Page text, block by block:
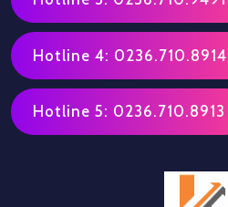
Hotline 4: 0236.710.8914
Hotline 5: 0236.710.8913